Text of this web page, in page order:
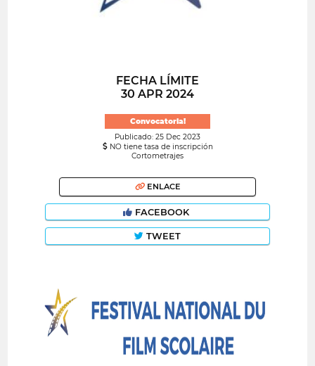
FECHA LÍMITE
30 APR 2024
Convocatoria!
Publicado: 25 Dec 2023
NO tiene tasa de inscripción
Cortometrajes
ENLACE
FACEBOOK
TWEET